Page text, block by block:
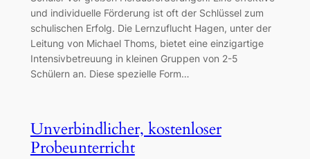
und individuelle Förderung ist oft der Schlüssel zum
schulischen Erfolg. Die Lernzuflucht Hagen, unter der
Leitung von Michael Thoms, bietet eine einzigartige
Intensivbetreuung in kleinen Gruppen von 2-5
Schülern an. Diese spezielle Form…
Unverbindlicher, kostenloser
Probeunterricht